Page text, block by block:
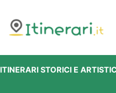
ITINERARI STORICI E